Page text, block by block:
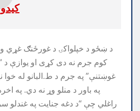
د ښځو د خپلواکۍ د غورځنګ غړي
کوم جرم نه دی کړی او یوازې د
غوښتنې” په جرم د ط.البانو له
په باور د منلو وړ نه دي. په
راغلي چې “د دغه جنایت په غندلو